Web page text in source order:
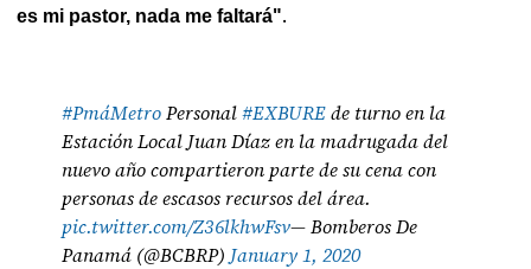
es mi pastor, nada me faltará".
#PmáMetroPersonal#EXBUREde turno en la
Estación Local Juan Díaz en la madrugada del
nuevo año compartieron parte de su cena con
personas de escasos recursos del área.
pic.twitter.com/Z36lkhwFsv— Bomberos De
Panamá (@BCBRP) January 1, 2020